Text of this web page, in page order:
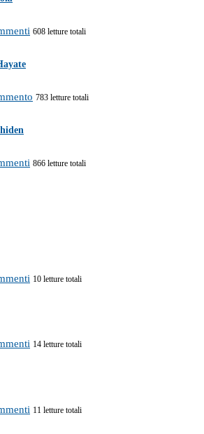
608 letture totali
783 letture totali
866 letture totali
10 letture totali
14 letture totali
11 letture totali